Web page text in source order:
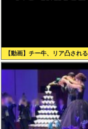
【動画】チー牛、リア凸される